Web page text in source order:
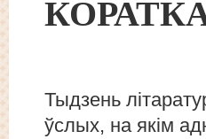
Тыдзень
ўслых, на якім